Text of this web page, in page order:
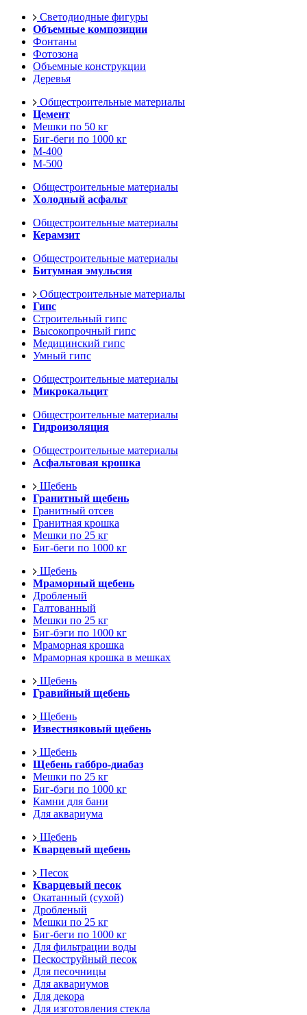
Светодиодные фигуры
Объемные композиции
Фонтаны
Фотозона
Объемные конструкции
Деревья
Общестроительные материалы
Цемент
Мешки по 50 кг
Биг-беги по 1000 кг
М-400
М-500
Общестроительные материалы
Холодный асфальт
Общестроительные материалы
Керамзит
Общестроительные материалы
Битумная эмульсия
Общестроительные материалы
Гипс
Строительный гипс
Высокопрочный гипс
Медицинский гипс
Умный гипс
Общестроительные материалы
Микрокальцит
Общестроительные материалы
Гидроизоляция
Общестроительные материалы
Асфальтовая крошка
Щебень
Гранитный щебень
Гранитный отсев
Гранитная крошка
Мешки по 25 кг
Биг-беги по 1000 кг
Щебень
Мраморный щебень
Дробленый
Галтованный
Мешки по 25 кг
Биг-бэги по 1000 кг
Мраморная крошка
Мраморная крошка в мешках
Щебень
Гравийный щебень
Щебень
Известняковый щебень
Щебень
Щебень габбро-диабаз
Мешки по 25 кг
Биг-бэги по 1000 кг
Камни для бани
Для аквариума
Щебень
Кварцевый щебень
Песок
Кварцевый песок
Окатанный (сухой)
Дробленый
Мешки по 25 кг
Биг-беги по 1000 кг
Для фильтрации воды
Пескоструйный песок
Для песочницы
Для аквариумов
Для декора
Для изготовления стекла